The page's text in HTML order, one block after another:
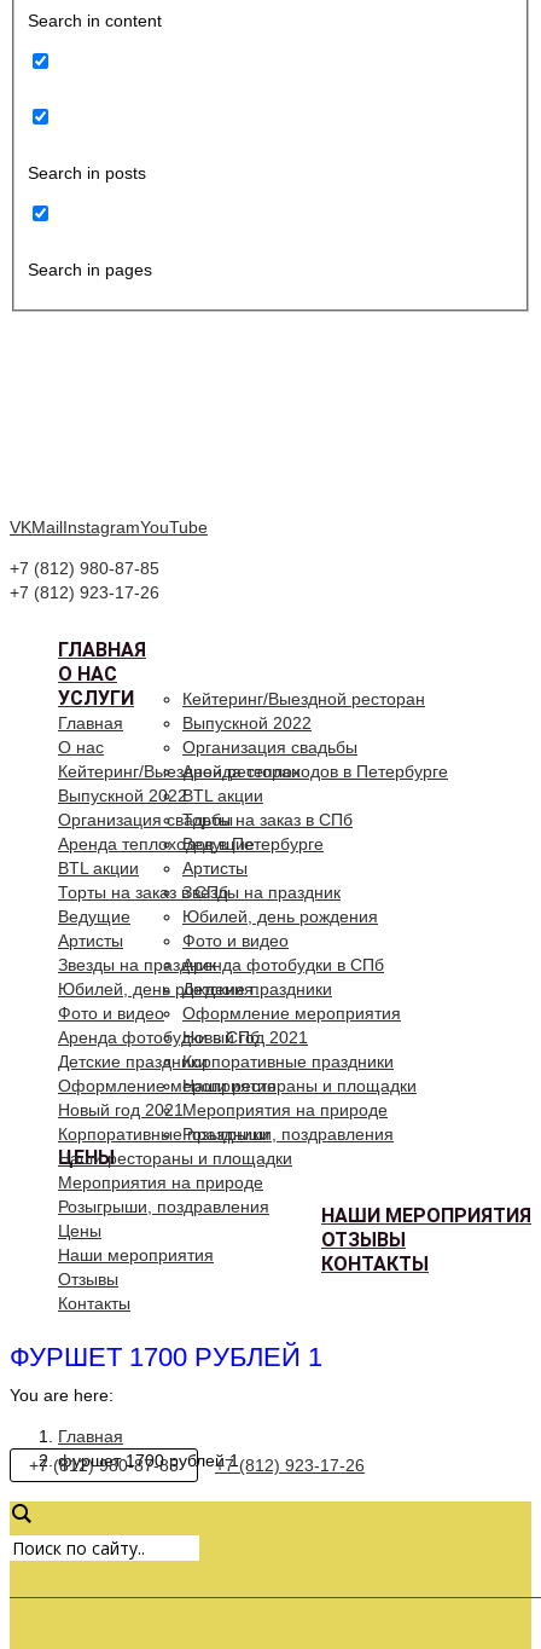
Search in content
Search in posts
Search in pages
VKMailInstagramYouTube
+7 (812) 980-87-85
+7 (812) 923-17-26
ГЛАВНАЯ
О НАС
УСЛУГИ
Кейтеринг/Выездной ресторан
Выпускной 2022
Организация свадьбы
Аренда теплоходов в Петербурге
BTL акции
Торты на заказ в СПб
Ведущие
Артисты
Звезды на праздник
Юбилей, день рождения
Фото и видео
Аренда фотобудки в СПб
Детские праздники
Оформление мероприятия
Новый год 2021
Корпоративные праздники
Наши рестораны и площадки
Мероприятия на природе
Розыгрыши, поздравления
ЦЕНЫ
НАШИ МЕРОПРИЯТИЯ
ОТЗЫВЫ
КОНТАКТЫ
Главная
О нас
Кейтеринг/Выездной ресторан
Выпускной 2022
Организация свадьбы
Аренда теплоходов в Петербурге
BTL акции
Торты на заказ в СПб
Ведущие
Артисты
Звезды на праздник
Юбилей, день рождения
Фото и видео
Аренда фотобудки в СПб
Детские праздники
Оформление мероприятия
Новый год 2021
Корпоративные праздники
Наши рестораны и площадки
Мероприятия на природе
Розыгрыши, поздравления
Цены
Наши мероприятия
Отзывы
Контакты
ФУРШЕТ 1700 РУБЛЕЙ 1
You are here:
Главная
фуршет 1700 рублей 1
+7 (812) 980-87-85 +7 (812) 923-17-26